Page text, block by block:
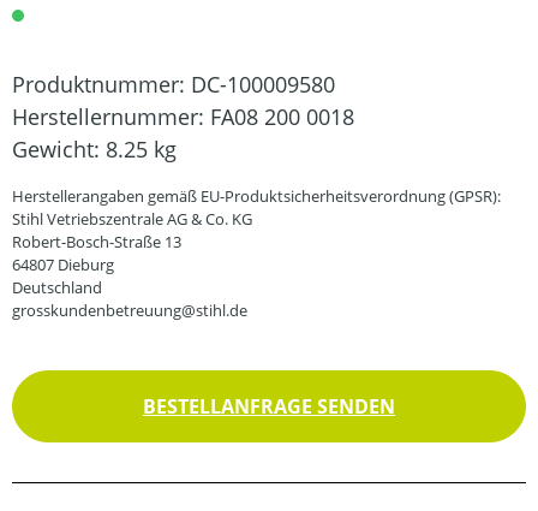
Produktnummer: DC-100009580
Herstellernummer: FA08 200 0018
Gewicht: 8.25 kg
Herstellerangaben gemäß EU-Produktsicherheitsverordnung (GPSR):
Stihl Vetriebszentrale AG & Co. KG
Robert-Bosch-Straße 13
64807 Dieburg
Deutschland
grosskundenbetreuung@stihl.de
BESTELLANFRAGE SENDEN